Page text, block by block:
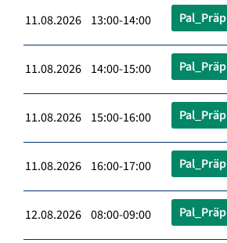
11.08.2026 13:00-14:00 Pal_Präp
11.08.2026 14:00-15:00 Pal_Präp
11.08.2026 15:00-16:00 Pal_Präp
11.08.2026 16:00-17:00 Pal_Präp
12.08.2026 08:00-09:00 Pal_Präp